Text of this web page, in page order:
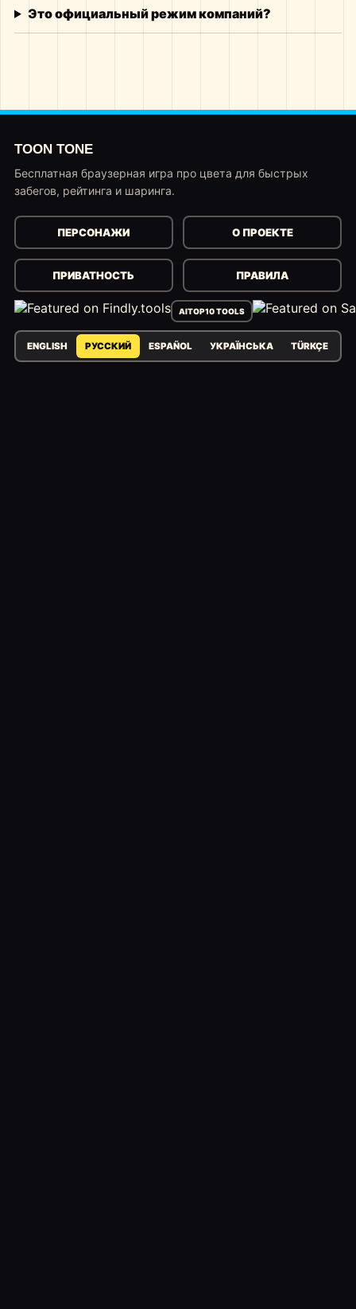
Это официальный режим компаний?
TOON TONE
Бесплатная браузерная игра про цвета для быстрых
забегов, рейтинга и шаринга.
ПЕРСОНАЖИ О ПРОЕКТЕ
ПРИВАТНОСТЬ ПРАВИЛА
AITOP10 TOOLS
ENGLISH РУССКИЙ ESPAÑOL УКРАЇНСЬКА TÜRKÇE